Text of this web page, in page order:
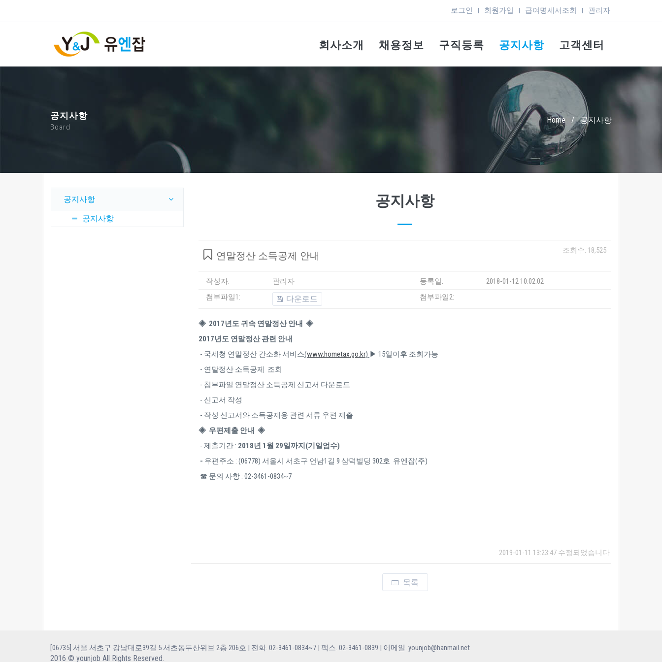
로그인 | 회원가입 | 급여명세서조회 | 관리자
회사소개 채용정보 구직등록 공지사항 고객센터
공지사항
Board
Home / 공지사항
공지사항
공지사항
공지사항
연말정산 소득공제 안내 조회수: 18,525
작성자: 관리자 등록일:
2018-01-12 10:02:02
첨부파일1:
다운로드 첨부파일2:
◈ 2017년도 귀속 연말정산 안내 ◈
2017년도 연말정산 관련 안내
- 국세청 연말정산 간소화 서비스(www.hometax.go.kr) ▶ 15일이후 조회가능
- 연말정산 소득공제 조회
- 첨부파일 연말정산 소득공제 신고서 다운로드
- 신고서 작성
- 작성 신고서와 소득공제용 관련 서류 우편 제출
◈ 우편제출 안내 ◈
- 제출기간 : 2018년 1월 29일까지(기일엄수)
- 우편주소 : (06778) 서울시 서초구 언남1길 9 삼덕빌딩 302호 유엔잡(주)
☎ 문의 사항 : 02-3461-0834~7
2019-01-11 13:23:47 수정되었습니다
목록
[06735] 서울 서초구 강남대로39길 5 서초동두산위브 2층 206호 | 전화. 02-3461-0834~7 | 팩스. 02-3461-0839 | 이메일. younjob@hanmail.net
2016 © younjob All Rights Reserved.